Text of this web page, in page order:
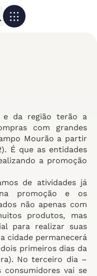
e da região terão a
com grandes
Mourão a partir
É que as entidades
a promoção
de atividades já
na promoção e os
não apenas com
produtos, mas
para realizar suas
cidade permanecerá
primeiros dias da
No terceiro dia –
vai se